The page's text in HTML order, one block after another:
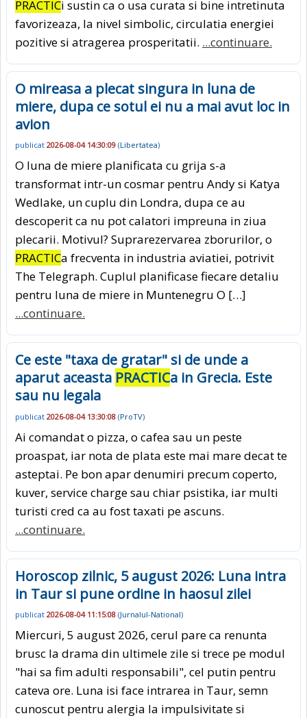
PRACTICi sustin ca o usa curata si bine intretinuta
favorizeaza, la nivel simbolic, circulatia energiei
pozitive si atragerea prosperitatii. ...continuare.
O mireasa a plecat singura in luna de
miere, dupa ce sotul ei nu a mai avut loc in
avion
publicat 2026-08-04 14:30:09 (Libertatea)
O luna de miere planificata cu grija s-a
transformat intr-un cosmar pentru Andy si Katya
Wedlake, un cuplu din Londra, dupa ce au
descoperit ca nu pot calatori impreuna in ziua
plecarii. Motivul? Suprarezervarea zborurilor, o
PRACTICa frecventa in industria aviatiei, potrivit
The Telegraph. Cuplul planificase fiecare detaliu
pentru luna de miere in Muntenegru O […]
...continuare.
Ce este "taxa de gratar" si de unde a
aparut aceasta PRACTICa in Grecia. Este
sau nu legala
publicat 2026-08-04 13:30:08 (ProTV)
Ai comandat o pizza, o cafea sau un peste
proaspat, iar nota de plata este mai mare decat te
asteptai. Pe bon apar denumiri precum coperto,
kuver, service charge sau chiar psistika, iar multi
turisti cred ca au fost taxati pe ascuns.
...continuare.
Horoscop zilnic, 5 august 2026: Luna intra
in Taur si pune ordine in haosul zilei
publicat 2026-08-04 11:15:08 (Jurnalul-National)
Miercuri, 5 august 2026, cerul pare ca renunta
brusc la drama din ultimele zile si trece pe modul
"hai sa fim adulti responsabili", cel putin pentru
cateva ore. Luna isi face intrarea in Taur, semn
cunoscut pentru alergia la impulsivitate si